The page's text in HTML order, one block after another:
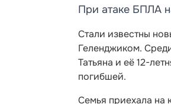
При атаке БПЛА
Стали известны
Геленджиком.
Татьяна и её 12-
погибшей.
Семья приехала на